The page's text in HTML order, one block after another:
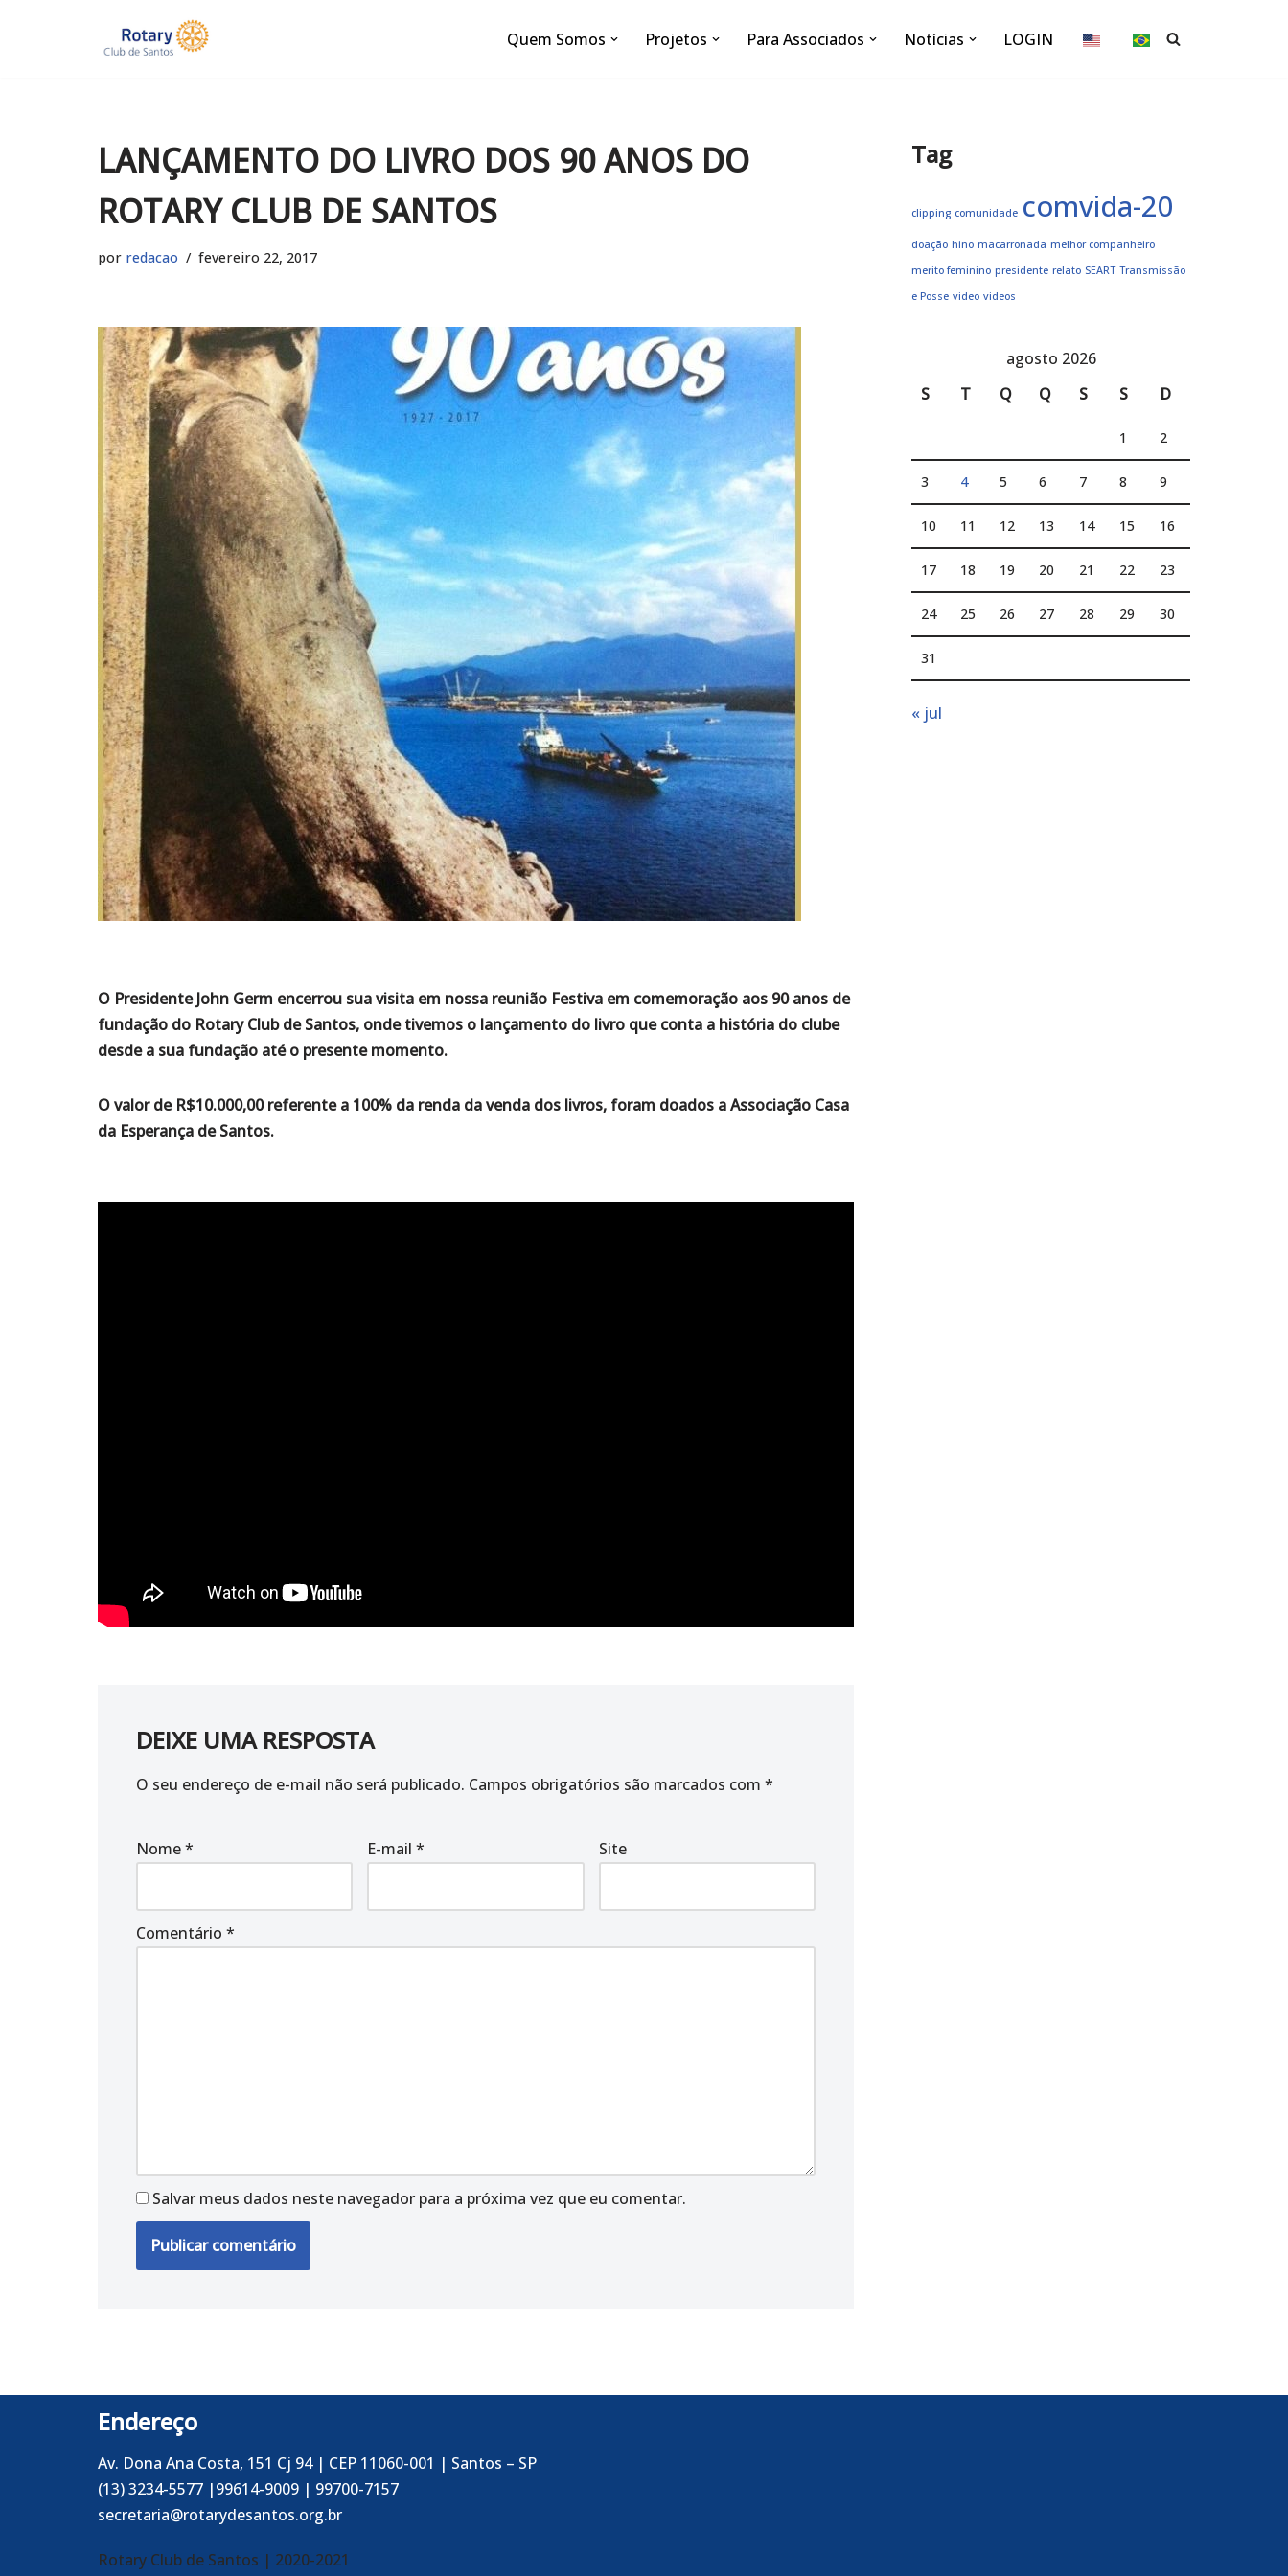
Quem Somos Projetos Para Associados Notícias LOGIN
LANÇAMENTO DO LIVRO DOS 90 ANOS DO
ROTARY CLUB DE SANTOS
por redacao fevereiro 22, 2017
O Presidente John Germ encerrou sua visita em nossa reunião Festiva em comemoração aos 90 anos de
fundação do RotaryClubde Santos, onde tivemos o lançamento do livro que conta a história do clube
desde a sua fundação até o presente momento.
O valor de R$10.000,00 referente a 100% da renda da venda dos livros, foram doados a Associação Casa
da Esperança de Santos.
DEIXE UMA RESPOSTA
O seu endereço de e-mail não será publicado. Campos obrigatórios são marcados com *
Nome* E-mail* Site
Comentário *
Salvar meus dados neste navegador para a próxima vez que eu comentar.
Tag
clipping comunidade comvida-20
doação hino macarronada melhor companheiro
merito feminino presidente relato SEART Transmissão
e Posse video videos
agosto 2026
S
T Q Q S S D
1 2
3 4 5 6 7 8 9
10 11 12 13 14 15 16
17 18 19 20 21 22 23
24 25 26 27 28 29 30
31
« jul
Endereço
Av. Dona Ana Costa, 151 Cj 94 | CEP 11060-001 | Santos – SP
(13) 3234-5577 |99614-9009 | 99700-7157
secretaria@rotarydesantos.org.br
Rotary Club de Santos | 2020-2021